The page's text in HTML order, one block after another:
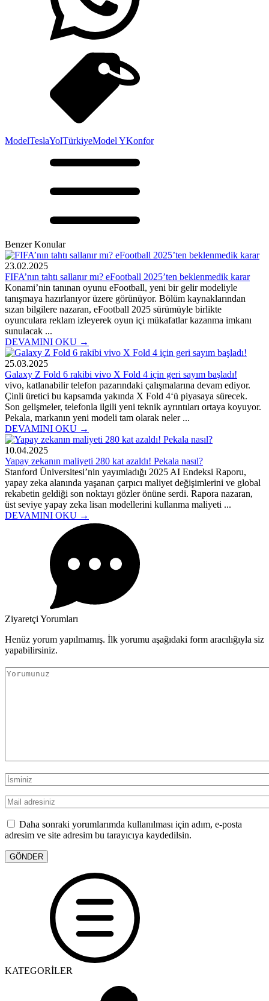
ModelTeslaYolTürkiyeModel YKonfor
Benzer Konular
23.02.2025
FIFA’nın tahtı sallanır mı? eFootball 2025’ten beklenmedik karar
Konami’nin tanınan oyunu eFootball, yeni bir gelir modeliyle
tanışmaya hazırlanıyor üzere görünüyor. Bölüm kaynaklarından
sızan bilgilere nazaran, eFootball 2025 sürümüyle birlikte
oyunculara reklam izleyerek oyun içi mükafatlar kazanma imkanı
sunulacak ...
DEVAMINI OKU →
25.03.2025
Galaxy Z Fold 6 rakibi vivo X Fold 4 için geri sayım başladı!
vivo, katlanabilir telefon pazarındaki çalışmalarına devam ediyor.
Çinli üretici bu kapsamda yakında X Fold 4‘ü piyasaya sürecek.
Son gelişmeler, telefonla ilgili yeni teknik ayrıntıları ortaya koyuyor.
Pekala, markanın yeni modeli tam olarak neler ...
DEVAMINI OKU →
10.04.2025
Yapay zekanın maliyeti 280 kat azaldı! Pekala nasıl?
Stanford Üniversitesi’nin yayımladığı 2025 AI Endeksi Raporu,
yapay zeka alanında yaşanan çarpıcı maliyet değişimlerini ve global
rekabetin geldiği son noktayı gözler önüne serdi. Rapora nazaran,
üst seviye yapay zeka lisan modellerini kullanma maliyeti ...
DEVAMINI OKU →
Ziyaretçi Yorumları
Henüz yorum yapılmamış. İlk yorumu aşağıdaki form aracılığıyla siz
yapabilirsiniz.
Daha sonraki yorumlarımda kullanılması için adım, e-posta
adresim ve site adresim bu tarayıcıya kaydedilsin.
KATEGORİLER